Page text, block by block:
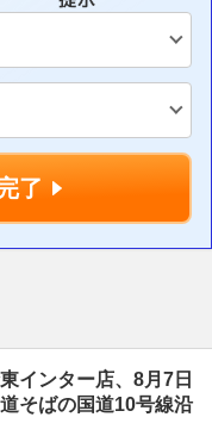
了
インター店、8月7日
そばの国道10号線沿